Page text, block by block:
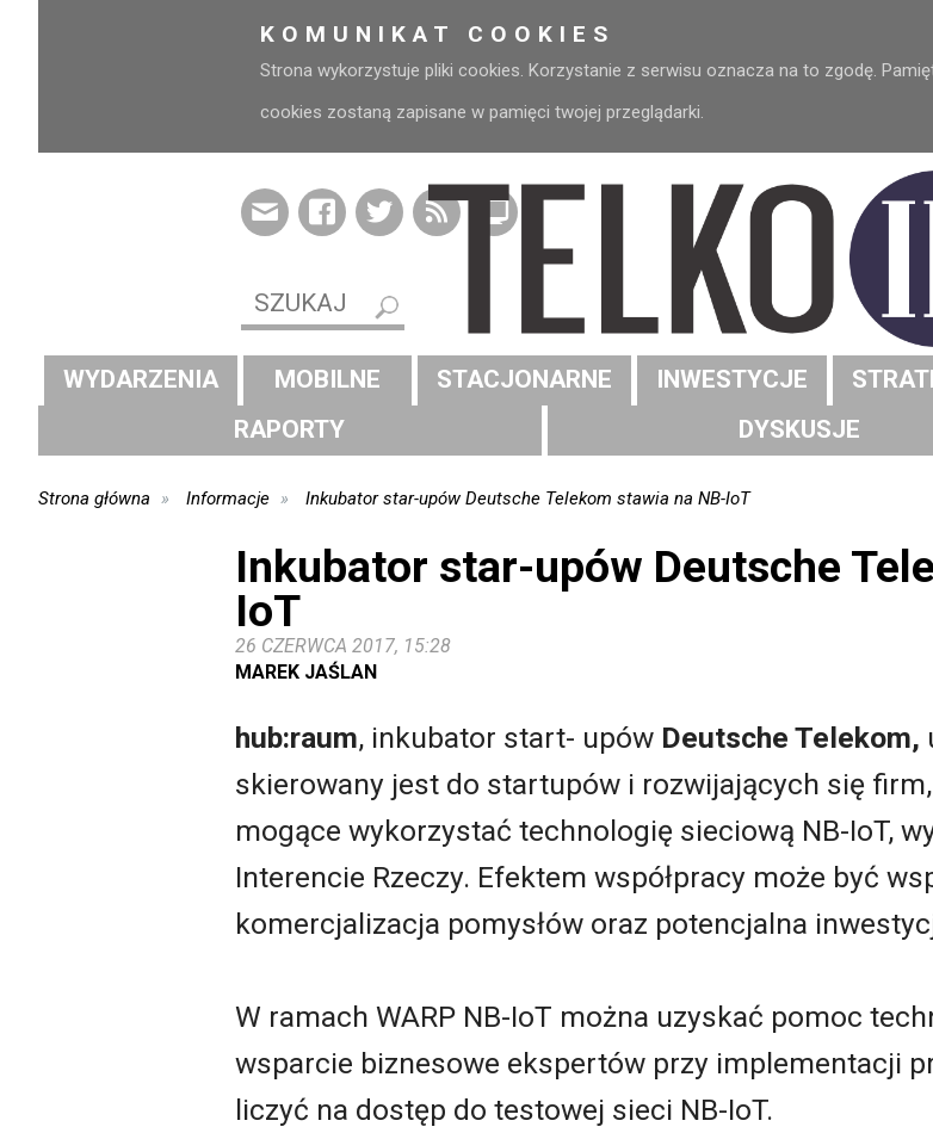
KOMUNIKAT COOKIES
Strona wykorzystuje pliki cookies. Korzystanie z serwisu oznacza na to zgodę.
cookies zostaną zapisane w pamięci twojej przeglądarki.
WYDARZENIA MOBILNE STACJONARNE INWESTYCJE
RAPORTY
DYSKUSJE
Strona główna Informacje Inkubator star-upów Deutsche Telekom stawia na NB-IoT
Inkubator star-upów Deutsche
IoT
26 CZERWCA 2017, 15:28
MAREK JAŚLAN
hub:raum, inkubator start- upów Deutsche Telekom,
skierowany jest do startupów i rozwijających się
mogące wykorzystać technologię sieciową NB-IoT,
Interencie Rzeczy. Efektem współpracy może być
komercjalizacja pomysłów oraz potencjalna
W ramach WARP NB-IoT można uzyskać pomoc
wsparcie biznesowe ekspertów przy implementacji
liczyć na dostęp do testowej sieci NB-IoT.